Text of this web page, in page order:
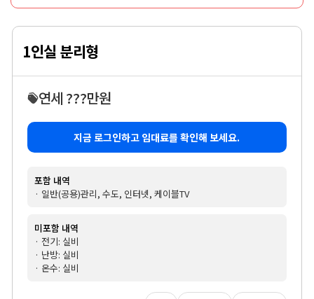
1인실 분리형
연세 ???만원
지금 로그인하고 임대료를 확인해 보세요.
포함 내역
· 일반(공용)관리, 수도, 인터넷, 케이블TV
미포함 내역
· 전기: 실비
· 난방: 실비
· 온수: 실비